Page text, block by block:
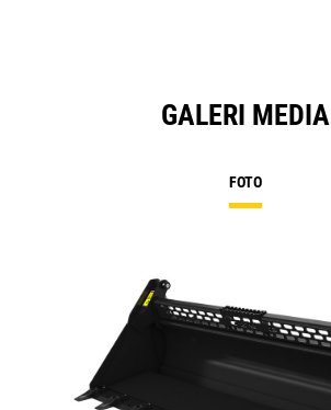
GALERI MEDIA
FOTO